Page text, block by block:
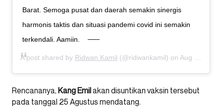
Barat. Semoga pusat dan daerah semakin sinergis
harmonis taktis dan situasi pandemi covid ini semakin
terkendali. Aamiin.
A post shared by Ridwan Kamil (@ridwankamil) on Aug 21, 2020 at 5:10am PDT
Rencananya, Kang Emilakan disuntikan vaksin tersebut
pada tanggal 25 Agustus mendatang.